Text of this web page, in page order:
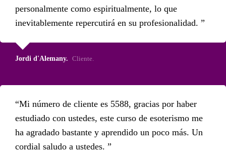
personalmente como espiritualmente, lo que
inevitablemente repercutirá en su profesionalidad.
Jordi d'Alemany. Cliente.
Mi número de cliente es 5588, gracias por haber
estudiado con ustedes, este curso de esoterismo me
ha agradado bastante y aprendido un poco más. Un
cordial saludo a ustedes.